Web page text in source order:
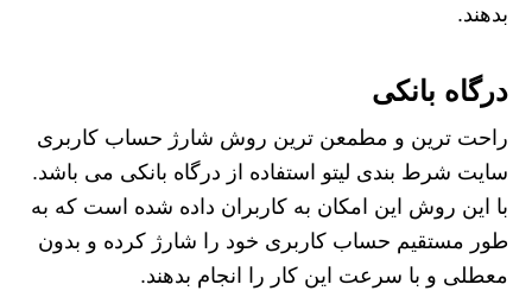
بدهند.
درگاه بانکی
راحت‌ ترین و مطمعن ترین روش شارژ حساب کاربری
سایت‌ شرط‌ بندی لیتو استفاده از درگاه بانکی می باشد.
با این روش این امکان به کاربران داده شده است که به
طور مستقیم حساب کاربری خود را شارژ کرده و بدون
معطلی و با سرعت این کار را انجام بدهند.